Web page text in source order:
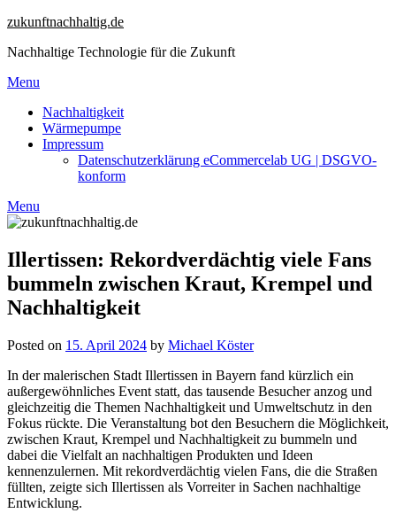
Skip
content
zukunftnachhaltig.de
Nachhaltige Technologie für die Zukunft
Menu
Nachhaltigkeit
Wärmepumpe
Impressum
Datenschutzerklärung eCommercelab UG | DSGVO-
konform
Menu
Illertissen: Rekordverdächtig viele Fans
bummeln zwischen Kraut, Krempel und
Nachhaltigkeit
Posted on 15. April 2024 by Michael Köster
In der malerischen Stadt Illertissen in Bayern fand kürzlich ein
außergewöhnliches Event statt, das tausende Besucher anzog und
gleichzeitig die Themen Nachhaltigkeit und Umweltschutz in den
Fokus rückte. Die Veranstaltung bot den Besuchern die Möglichkeit,
zwischen Kraut, Krempel und Nachhaltigkeit zu bummeln und
dabei die Vielfalt an nachhaltigen Produkten und Ideen
kennenzulernen. Mit rekordverdächtig vielen Fans, die die Straßen
füllten, zeigte sich Illertissen als Vorreiter in Sachen nachhaltige
Entwicklung.